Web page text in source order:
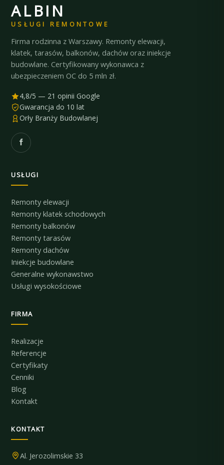
ALBIN
USŁUGI REMONTOWE
Firma rodzinna z Warszawy. Remonty elewacji,
klatek, tarasów, balkonów, dachów oraz iniekcje
budowlane. Certyfikowany wykonawca z
ubezpieczeniem OC do 5 mln zł.
4,8/5 — 21 opinii Google
Gwarancja do 10 lat
Orły Branży Budowlanej
USŁUGI
Remonty elewacji
Remonty klatek schodowych
Remonty balkonów
Remonty tarasów
Remonty dachów
Iniekcje budowlane
Generalne wykonawstwo
Usługi wysokościowe
FIRMA
Realizacje
Referencje
Certyfikaty
Cenniki
Blog
Kontakt
KONTAKT
Al. Jerozolimskie 33